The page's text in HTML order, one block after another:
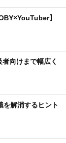
】
者向けまで幅広く
を解消するヒント